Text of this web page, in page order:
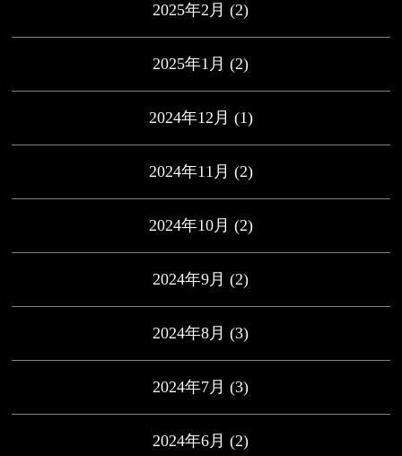
2025年2月 (2)
2025年1月 (2)
2024年12月 (1)
2024年11月 (2)
2024年10月 (2)
2024年9月 (2)
2024年8月 (3)
2024年7月 (3)
2024年6月 (2)